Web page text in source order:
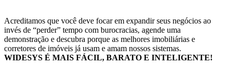
Acreditamos que você deve focar em expandir seus negócios ao
invés de “perder” tempo com burocracias, agende uma
demonstração e descubra porque as melhores imobiliárias e
corretores de imóveis já usam e amam nossos sistemas.
WIDESYS É MAIS FÁCIL, BARATO E INTELIGENTE!